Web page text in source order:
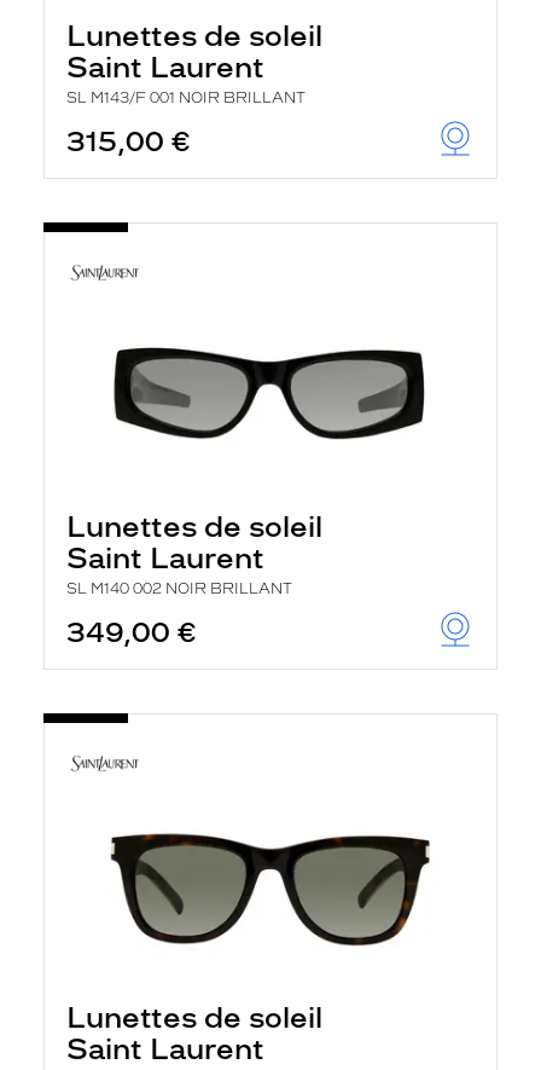
Lunettes de soleil
Saint Laurent
SL M143/F 001 NOIR BRILLANT
315,00 €
Lunettes de soleil
Saint Laurent
SL M140 002 NOIR BRILLANT
349,00 €
Lunettes de soleil
Saint Laurent